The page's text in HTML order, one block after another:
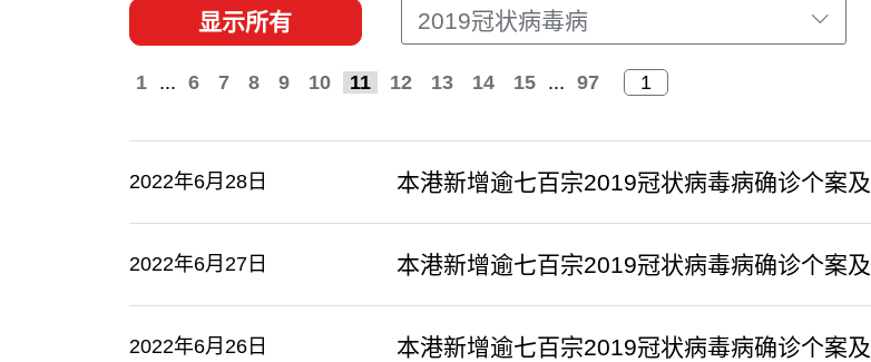
显示所有 2019冠状病毒病
1 ... 6 7 8 9 10 11 12 13 14 15 ... 97
2022年6月28日 本港新增逾七百宗2019冠状病毒病确诊个案
2022年6月27日 本港新增逾七百宗2019冠状病毒病确诊个案
2022年6月26日 本港新增逾七百宗2019冠状病毒病确诊个案